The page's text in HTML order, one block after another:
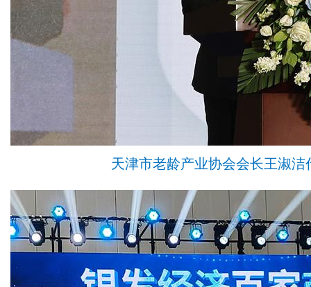
天津市老龄产业协会会长王淑